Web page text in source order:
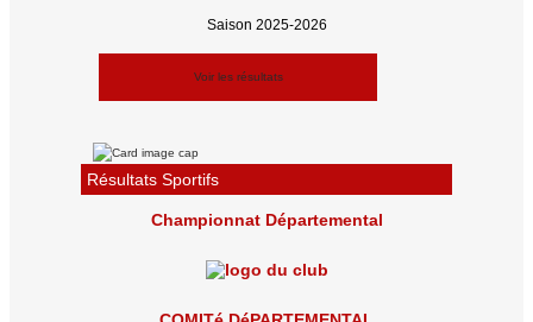
Saison 2025-2026
Voir les résultats
Résultats Sportifs
Championnat Départemental